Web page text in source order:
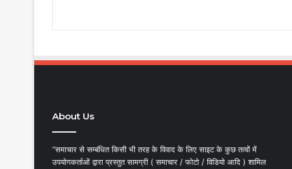
About Us
“समाचार से सम्बंधित किसी भी तरह के विवाद के लिए साइट के कुछ तत्वों में
उपयोगकर्ताओं द्वारा प्रस्तुत सामग्री ( समाचार / फोटो / विडियो आदि ) शामिल